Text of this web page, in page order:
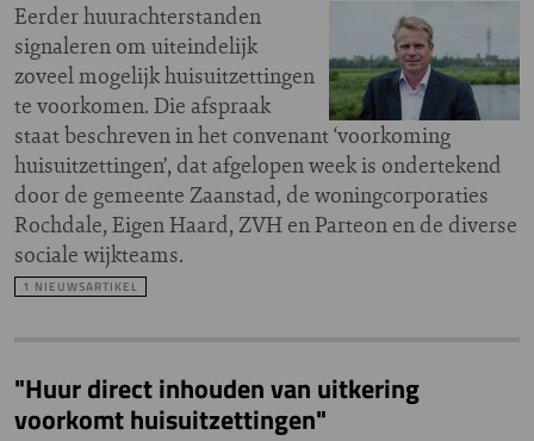
Eerder huurachterstanden
signaleren om uiteindelijk
zoveel mogelijk huisuitzettingen
te voorkomen. Die afspraak
staat beschreven in het convenant ‘voorkoming
huisuitzettingen’, dat afgelopen week is ondertekend
door de gemeente Zaanstad, de woningcorporaties
Rochdale, Eigen Haard, ZVH en Parteon en de diverse
sociale wijkteams.
1 NIEUWSARTIKEL
"Huur direct inhouden van uitkering
voorkomt huisuitzettingen"